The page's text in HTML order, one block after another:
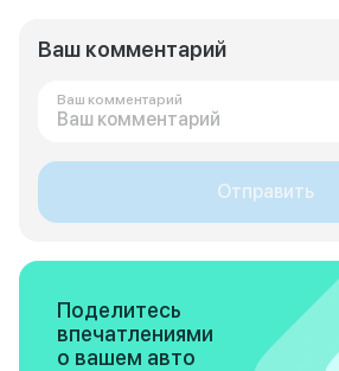
Ваш комментарий
Ваш комментарий
Отправить
Поделитесь
впечатлениями
о вашем авто